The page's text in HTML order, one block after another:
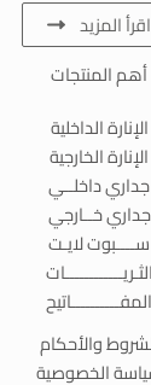
اقرأ المزيد
أهم المنتجات
الإنارة الداخلية
الإنارة الخارجية
جداري داخلــي
جداري خــارجي
ســــبوت لايـت
الثـريــــــــــــات
المفــــــــــاتيح
والأحكام
الخصوصية